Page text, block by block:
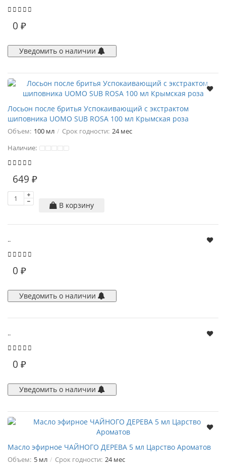
0 ₽
Уведомить о наличии
Лосьон после бритья Успокаивающий с экстрактом
шиповника UOMO SUB ROSA 100 мл Крымская роза
Объем: 100 мл Срок годности: 24 мес
Наличие:
649 ₽
В корзину
..
0 ₽
Уведомить о наличии
..
0 ₽
Уведомить о наличии
Масло эфирное ЧАЙНОГО ДЕРЕВА 5 мл Царство Ароматов
Объем: 5 мл Срок годности: 24 мес